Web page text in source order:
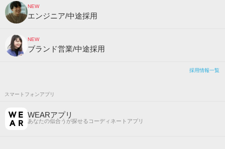
NEW
エンジニア/中途採用
NEW
ブランド営業/中途採用
採用情報一覧
スマートフォンアプリ
WEARアプリ
あなたの似合うが探せるコーディネートアプリ